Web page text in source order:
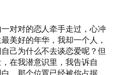
对对的恋人牵手走过，心冲
美好的年华，我却一个人，
己为什么不去谈恋爱呢？但
在我潜意识里，我告诉自